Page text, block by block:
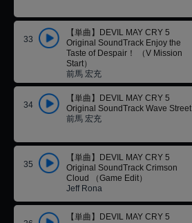
33
【単曲】DEVIL MAY CRY 5
Original SoundTrack Enjoy the
Taste of Despair！ （V Mission
Start）
前馬 宏充
34
【単曲】DEVIL MAY CRY 5
Original SoundTrack Wave Street
前馬 宏充
35
【単曲】DEVIL MAY CRY 5
Original SoundTrack Crimson
Cloud （Game Edit）
Jeff Rona
【単曲】DEVIL MAY CRY 5